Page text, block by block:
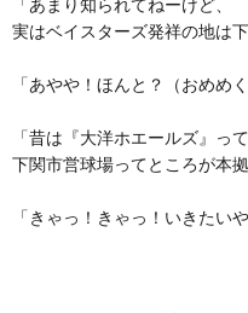
「あまり知られてねーけど、
実はベイスターズ発祥の地は
「あやや！ほんと？（おめめ
「昔は『大洋ホエールズ』っ
下関市営球場ってところが本
「きゃっ！きゃっ！いきたい